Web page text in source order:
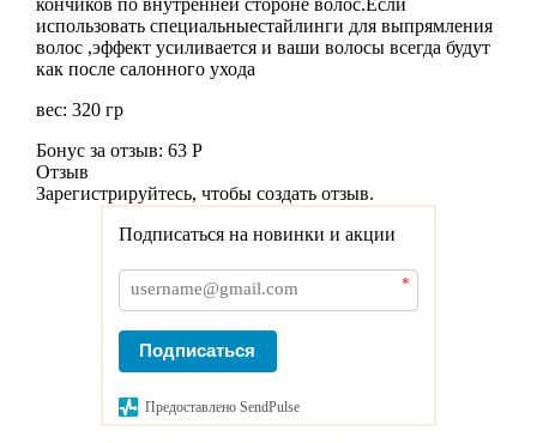
использовать специальныестайлинги для выпрямления
волос ,эффект усиливается и ваши волосы всегда будут
как после салонного ухода
вес: 320 гр
Бонус за отзыв: 63 Р
Отзыв
Зарегистрируйтесь, чтобы создать отзыв.
Подписаться на новинки и акции
*
Подписаться
Предоставлено SendPulse